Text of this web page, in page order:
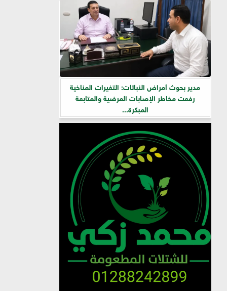
مدير بحوث أمراض النباتات: التغيرات المناخية
رفعت مخاطر الإصابات المرضية والمتابعة
المبكرة...